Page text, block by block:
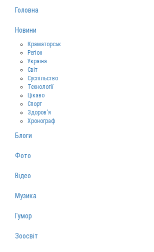
Головна
Новини
Краматорськ
Регіон
Україна
Світ
Суспільство
Технології
Цікаво
Спорт
Здоров‘я
Хронограф
Блоги
Фото
Відео
Музика
Гумор
Зоосвіт